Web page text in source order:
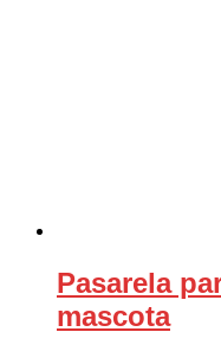
Pasarela
mascota